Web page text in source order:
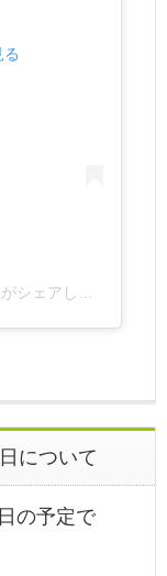
長生幼稚園・ まんまる(@cykids2023)がシェアした投稿
について
の予定で